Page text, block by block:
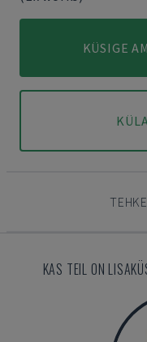
KÜSIGE
KAS TEIL ON